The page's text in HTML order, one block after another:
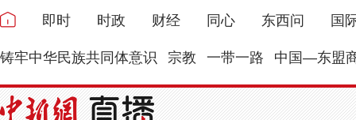
即时 时政 财经 同心 东西问 国
铸牢中华民族共同体意识 宗教 一带一路 中国—东盟